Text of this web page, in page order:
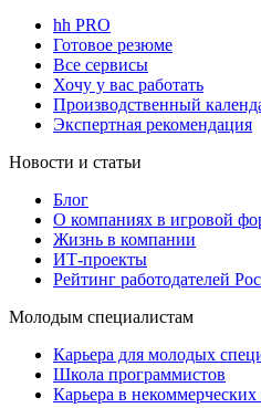
hh PRO
Готовое резюме
Все сервисы
Хочу у вас работать
Производственный
Экспертная рекомендация
Новости и статьи
Блог
О компаниях в игровой
Жизнь в компании
ИТ-проекты
Рейтинг работодателей
Молодым специалистам
Карьера для молодых
Школа программистов
Карьера в некоммерческих